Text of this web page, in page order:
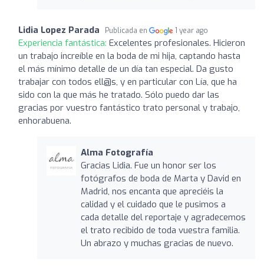
Lidia Lopez Parada Publicada en 1 year ago
Experiencia fantástica: Excelentes profesionales. Hicieron
un trabajo increíble en la boda de mi hija, captando hasta
el más mínimo detalle de un día tan especial. Da gusto
trabajar con todos ell@s, y en particular con Lía, que ha
sido con la que más he tratado. Sólo puedo dar las
gracias por vuestro fantástico trato personal y trabajo,
enhorabuena.
Alma Fotografía
Gracias Lidia. Fue un honor ser los
fotógrafos de boda de Marta y David en
Madrid, nos encanta que apreciéis la
calidad y el cuidado que le pusimos a
cada detalle del reportaje y agradecemos
el trato recibido de toda vuestra familia.
Un abrazo y muchas gracias de nuevo.